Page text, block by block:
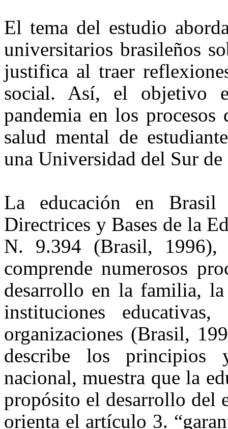
El tema del estudio
universitarios brasileños
justifica al traer
social. Así, el objetivo
pandemia en los procesos
salud mental de
una Universidad del Sur
La educación en
Directrices y Bases de la
N. 9.394 (Brasil, 1996),
comprende numerosos
desarrollo en la familia,
instituciones
organizaciones (Brasil,
describe los principios
nacional, muestra que la
propósito el desarrollo del
orienta el artículo 3.